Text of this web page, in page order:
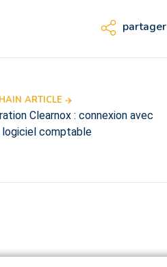
partager
ARTICLE
Clearnox : connexion avec
comptable